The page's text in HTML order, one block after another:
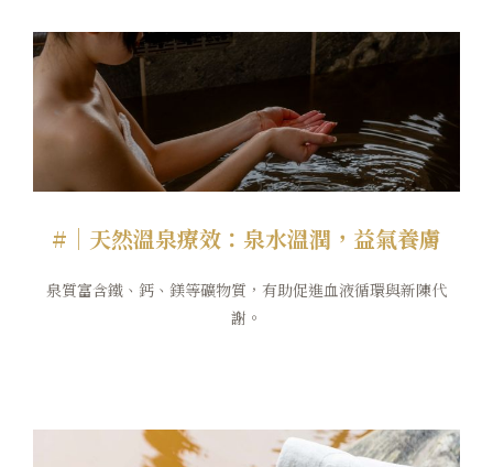
#｜天然溫泉療效：泉水溫潤，益氣養膚
泉質富含鐵、鈣、鎂等礦物質，有助促進血液循環與新陳代
謝。